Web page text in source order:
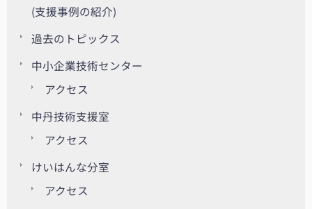
(支援事例の紹介)
過去のトピックス
中小企業技術センター
アクセス
中丹技術支援室
アクセス
けいはんな分室
アクセス